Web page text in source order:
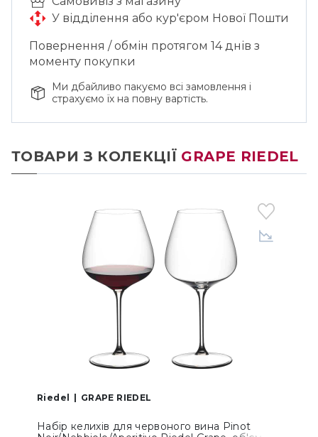
У відділення або кур'єром Нової Пошти
Повернення / обмін протягом 14 днів з
моменту покупки
Ми дбайливо пакуємо всі замовлення і
страхуємо їх на повну вартість.
ТОВАРИ З КОЛЕКЦІЇ GRAPE RIEDEL
Riedel GRAPE RIEDEL
Набір келихів для червоного вина Pinot